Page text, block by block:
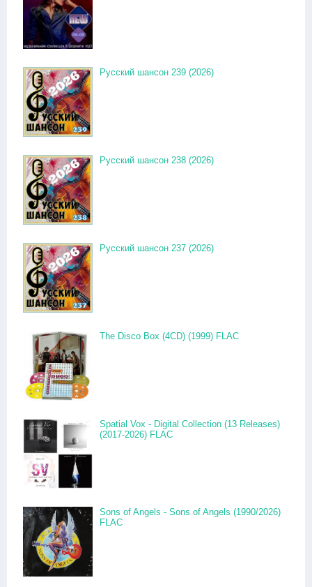
Русский шансон 239 (2026)
Русский шансон 238 (2026)
Русский шансон 237 (2026)
The Disco Box (4CD) (1999) FLAC
Spatial Vox - Digital Collection (13 Releases)
(2017-2026) FLAC
Sons of Angels - Sons of Angels (1990/2026)
FLAC